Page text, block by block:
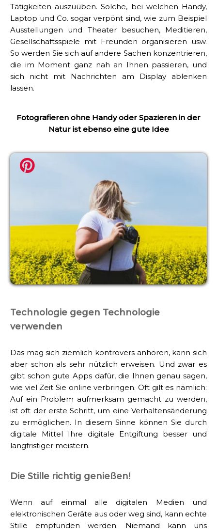
Tätigkeiten auszuüben. Solche, bei welchen Handy,
Laptop und Co. sogar verpönt sind, wie zum Beispiel
Ausstellungen und Theater besuchen, Meditieren,
Gesellschaftsspiele mit Freunden organisieren usw.
So werden Sie sich auf andere Sachen konzentrieren,
die im Moment ganz nah an Ihnen passieren, und
sich nicht mit Nachrichten am Display ablenken
lassen.
Fotografieren ohne Handy oder Spazieren in der
Natur ist ebenso eine gute Idee
Technologie gegen Technologie
verwenden
Das mag sich ziemlich kontrovers anhören, kann sich
aber schon als sehr nützlich erweisen. Und zwar es
gibt schon gute Apps dafür, die Ihnen genau sagen,
wie viel Zeit Sie online verbringen. Oft gilt es nämlich:
Auf ein Problem aufmerksam gemacht zu werden,
ist oft der erste Schritt, um eine Verhaltensänderung
zu ermöglichen. In diesem Sinne können Sie durch
digitale Mittel Ihre digitale Entgiftung besser und
langfristiger meistern.
Die Stille richtig genießen!
Wenn auf einmal alle digitalen Medien und
elektronischen Geräte aus oder weg sind, kann echte
Stille empfunden werden. Niemand kann uns